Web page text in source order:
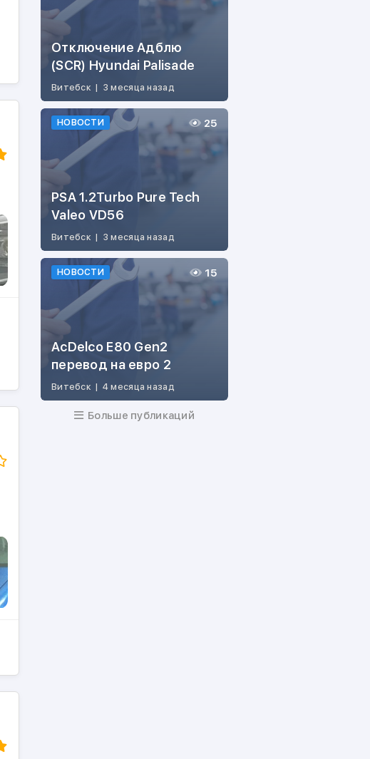
Отключение Адблю
(SCR) Hyundai Palisade
Витебск | 3 месяца назад
НОВОСТИ
PSA 1.2Turbo Pure Tech
Valeo VD56
Витебск | 3 месяца назад
25
НОВОСТИ
AcDelco E80 Gen2
перевод на евро 2
Витебск | 4 месяца назад
15
Больше публикаций